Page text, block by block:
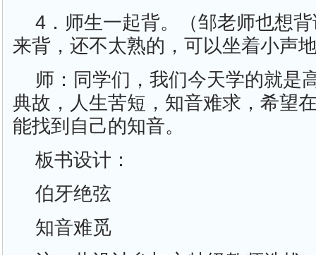
4．师生一起背。（邹老师也想
来背，还不太熟的，可以坐着小声
师：同学们，我们今天学的就是
典故，人生苦短，知音难求，希望
能找到自己的知音。
板书设计：
伯牙绝弦
知音难觅